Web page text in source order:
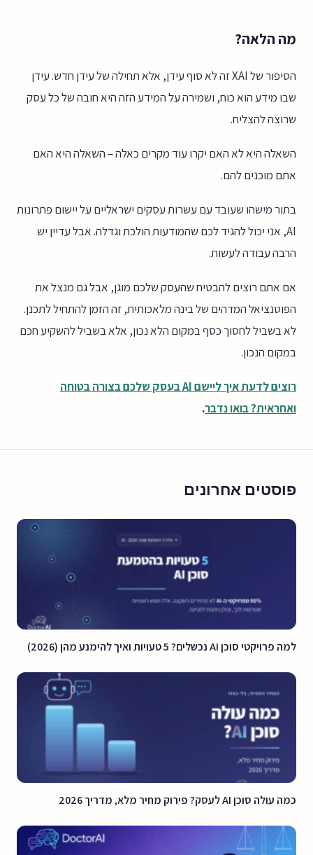
מה הלאה?
הסיפור של XAI זה לא סוף עידן, אלא תחילה של עידן חדש. עידן
שבו מידע הוא כוח, ושמירה על המידע הזה היא חובה של כל עסק
שרוצה להצליח.
השאלה היא לא האם יקרו עוד מקרים כאלה – השאלה היא האם
אתם מוכנים להם.
בתור מישהו שעובד עם עשרות עסקים ישראליים על יישום פתרונות
AI, אני יכול להגיד לכם שהמודעות הולכת וגדלה. אבל עדיין יש
הרבה עבודה לעשות.
אם אתם רוצים להבטיח שהעסק שלכם מוגן, אבל גם מנצל את
הפוטנציאל המדהים של בינה מלאכותית, זה הזמן להתחיל לתכנן.
לא בשביל לחסוך כסף במקום הלא נכון, אלא בשביל להשקיע חכם
במקום הנכון.
רוצים לדעת איך ליישם AI בעסק שלכם בצורה בטוחה
ואחראית?בואו נדבר.
פוסטים אחרונים
למה פרויקטי סוכן AI נכשלים? 5 טעויות ואיך להימנע מהן (2026)
כמה עולה סוכן AI לעסק? פירוק מחיר מלא, מדריך 2026